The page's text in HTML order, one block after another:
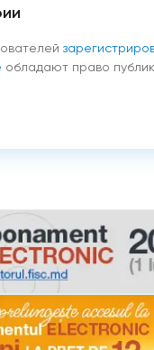
обладают право